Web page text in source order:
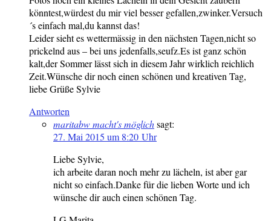
könntest,würdest du mir viel besser gefallen,zwinker.Versuch
´s einfach mal,du kannst das!
Leider sieht es wettermässig in den nächsten Tagen,nicht so
prickelnd aus – bei uns jedenfalls,seufz.Es ist ganz schön
kalt,der Sommer lässt sich in diesem Jahr wirklich reichlich
Zeit.Wünsche dir noch einen schönen und kreativen Tag,
liebe Grüße Sylvie
Antworten
maritabw macht's möglichsagt:
27. Mai 2015 um 8:20 Uhr
Liebe Sylvie,
ich arbeite daran noch mehr zu lächeln, ist aber gar
nicht so einfach.Danke für die lieben Worte und ich
wünsche dir auch einen schönen Tag.